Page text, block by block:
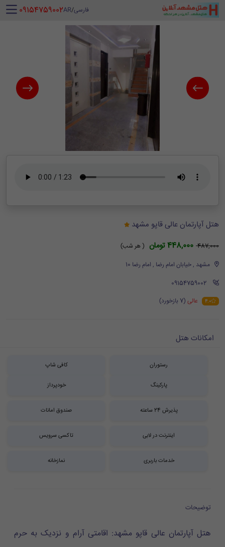
فارسی/
AR
‪ 09154759002
هتل آپارتمان عالی قاپو مشهد
487,000 448,000 تومان
( هر شب)
مشهد , خیابان امام رضا , امام رضا 10
‪ 09154759002
4.0 عالی (7 بازخورد)
امکانات هتل
رستوران کافی شاپ
پارکینگ خودپرداز
پذیرش 24 ساعته صندوق امانات
اینترنت در لابی تاکسی سرویس
خدمات باربری نمازخانه
توضیحات
هتل آپارتمان عالی قاپو مشهد: اقامتی آرام و نزدیک به حرم